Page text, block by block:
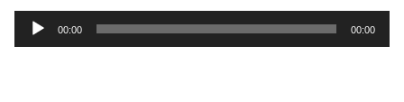
声
00:00 00:00